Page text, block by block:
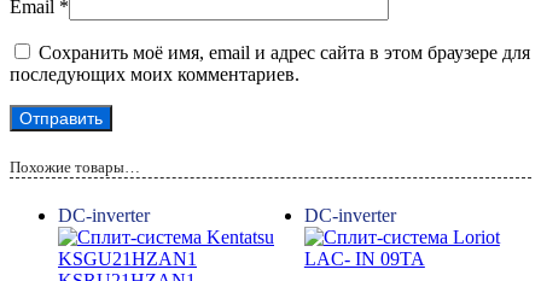
Email *
Сохранить моё имя, email и адрес сайта в этом браузере для
последующих моих комментариев.
Похожие товары…
DC-inverter DC-inverter